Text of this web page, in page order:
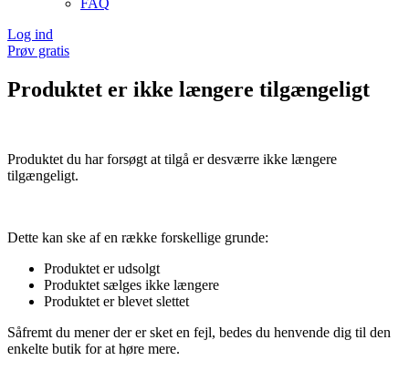
FAQ
Log ind
Prøv gratis
Produktet er ikke længere tilgængeligt
Produktet du har forsøgt at tilgå er desværre ikke længere
tilgængeligt.
Dette kan ske af en række forskellige grunde:
Produktet er udsolgt
Produktet sælges ikke længere
Produktet er blevet slettet
Såfremt du mener der er sket en fejl, bedes du henvende dig til den
enkelte butik for at høre mere.